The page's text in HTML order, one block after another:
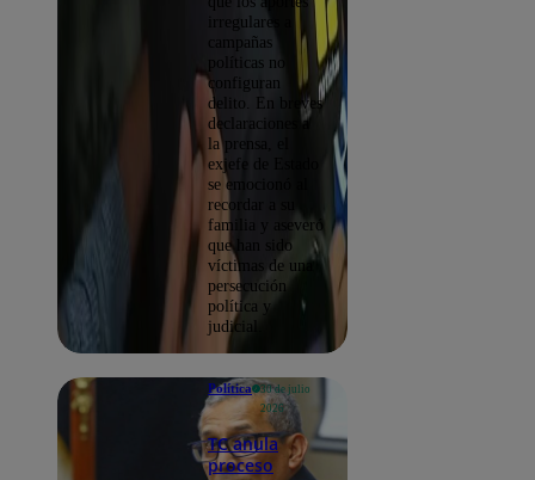
irregulares a
campañas
políticas no
configuran
delito. En breves
declaraciones a
la prensa, el
exjefe de Estado
se emocionó al
recordar a su
familia y aseveró
que han sido
víctimas de una
persecución
política y
judicial.
Política
30 de julio
2026
TC anula
proceso